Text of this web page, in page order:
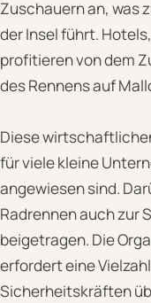
Zuschauern an, was
der Insel führt.
profitieren von dem
des Rennens auf
Diese
für viele kleine
angewiesen sind.
Radrennen auch zur
beigetragen. Die
erfordert eine
Sicherheitskräften